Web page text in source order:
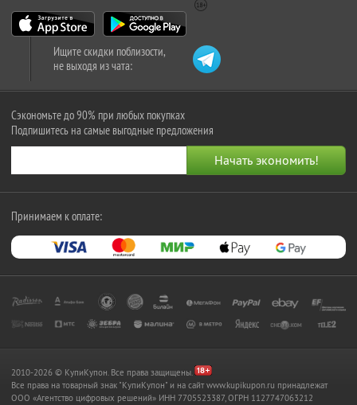
Ищите скидки поблизости,
не выходя из чата:
Сэкономьте до 90% при любых покупках
Подпишитесь на самые выгодные предложения
Принимаем к оплате:
2010-2026 © КупиКупон. Все права защищены.
Все права на товарный знак "КупиКупон" и на сайт www.kupikupon.ru принадлежат
OOO «Агентство цифровых решений» ИНН 7705523387, ОГРН 1127747063212